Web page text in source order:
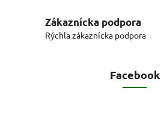
Zákaznícka podpora
Rýchla zákaznícka podpora
Facebook